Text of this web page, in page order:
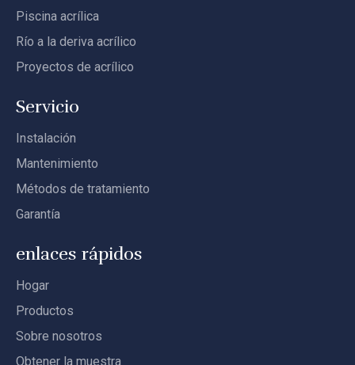
Piscina acrílica
Río a la deriva acrílico
Proyectos de acrílico
Servicio
Instalación
Mantenimiento
Métodos de tratamiento
Garantía
enlaces rápidos
Hogar
Productos
Sobre nosotros
Obtener la muestra